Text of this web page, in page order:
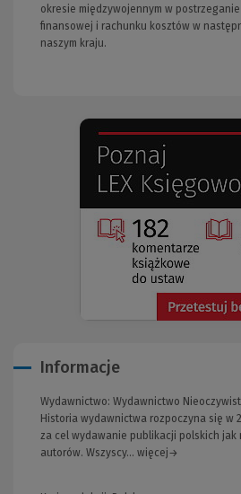
okresie międzywojennym w
finansowej i rachunku kosztów w
naszym kraju.
Informacje
Wydawnictwo: Wydawnictwo
Historia wydawnictwa rozpoczyna się w
za cel wydawanie publikacji polskich jak
autorów. Wszyscy... więcej→